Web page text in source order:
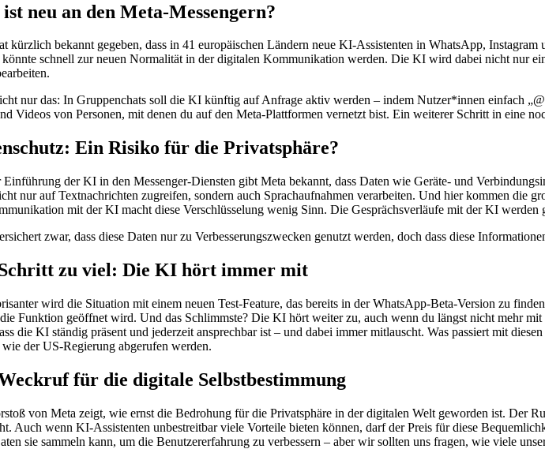
ist neu an den Meta-Messengern?
kürzlich bekannt gegeben, dass in 41 europäischen Ländern neue KI-Assistenten in WhatsApp,
könnte schnell zur neuen Normalität in der digitalen Kommunikation werden. Die KI wird dabei nicht nur
nur das: In Gruppenchats soll die KI künftig auf Anfrage aktiv werden – indem Nutzer*innen einfach
Videos von Personen, mit denen du auf den Meta-Plattformen vernetzt bist. Ein weiterer Schritt in eine
Ein Risiko für die Privatsphäre?
der KI in den Messenger-Diensten gibt Meta bekannt, dass Daten wie Geräte- und
nur auf Textnachrichten zugreifen, sondern auch Sprachaufnahmen verarbeiten. Und hier kommen die
mit der KI macht diese Verschlüsselung wenig Sinn. Die Gesprächsverläufe mit der KI werden
zwar, dass diese Daten nur zu Verbesserungszwecken genutzt werden, doch dass diese
zu viel: Die KI hört immer mit
wird die Situation mit einem neuen Test-Feature, das bereits in der WhatsApp-Beta-Version zu
Funktion geöffnet wird. Und das Schlimmste? Die KI hört weiter zu, auch wenn du längst nicht mehr
die KI ständig präsent und jederzeit ansprechbar ist – und dabei immer mitlauscht. Was passiert mit
der US-Regierung abgerufen werden.
für die digitale Selbstbestimmung
von Meta zeigt, wie ernst die Bedrohung für die Privatsphäre in der digitalen Welt geworden ist. Der
Auch wenn KI-Assistenten unbestreitbar viele Vorteile bieten können, darf der Preis für diese
sie sammeln kann, um die Benutzererfahrung zu verbessern – aber wir sollten uns fragen, wie viele